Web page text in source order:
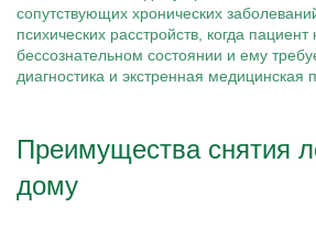
сопутствующих хронических
психических расстройств, когда пациент
бессознательном состоянии и ему
диагностика и экстренная медицинская
Преимущества снятия
дому